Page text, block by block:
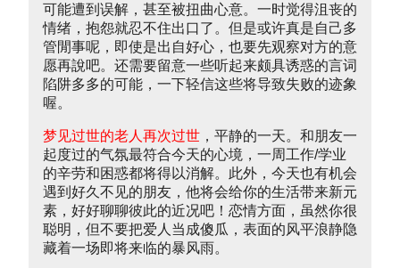
可能遭到误解，甚至被扭曲心意。一时觉得沮丧的
情绪，抱怨就忍不住出口了。但是或许真是自己多
管閒事呢，即使是出自好心，也要先观察对方的意
愿再說吧。还需要留意一些听起来颇具诱惑的言词
陷阱多多的可能，一下轻信这些将导致失败的迹象
喔。
梦见过世的老人再次过世 ，平静的一天。和朋友一
起度过的气氛最符合今天的心境，一周工作/学业
的辛劳和困惑都将得以消解。此外，今天也有机会
遇到好久不见的朋友，他将会给你的生活带来新元
素，好好聊聊彼此的近况吧！恋情方面，虽然你很
聪明，但不要把爱人当成傻瓜，表面的风平浪静隐
藏着一场即将来临的暴风雨。